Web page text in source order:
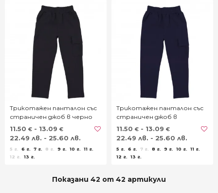
Трикотажен панталон със
страничен джоб в черно
11.50 € - 13.09 €
22.49 лв. - 25.60 лв.
5 г. 6 г. 7 г. 8 г. 9 г. 10 г.
11 г.
12 г.
13 г.
Трикотажен панталон със
страничен джоб в
тъмносиньо
11.50 € - 13.09 €
22.49 лв. - 25.60 лв.
5 г. 6 г. 7 г. 8 г. 9 г. 10 г.
11 г.
12 г.
13 г.
Показани 42 от 42 артикули